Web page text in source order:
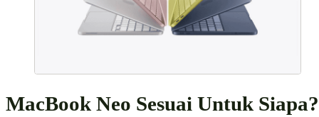
MacBook Neo Sesuai Untuk Siapa?